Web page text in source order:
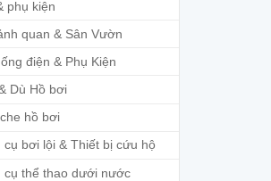
phụ kiện
quan & Sân Vườn
điện & Phụ Kiện
Dù Hồ bơi
hồ bơi
cụ bơi lội & Thiết bị cứu hộ
cụ thể thao dưới nước